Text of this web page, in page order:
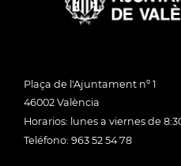
Plaça de l'Ajuntament nº 1
46002 València
Horarios: lunes a viernes de
Teléfono: 963 52 54 78